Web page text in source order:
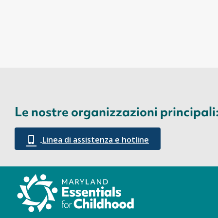
Le nostre organizzazioni
Linea di assistenza e hotline